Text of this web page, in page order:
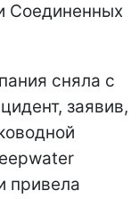
Соединенных
сняла с
заявив,
привела